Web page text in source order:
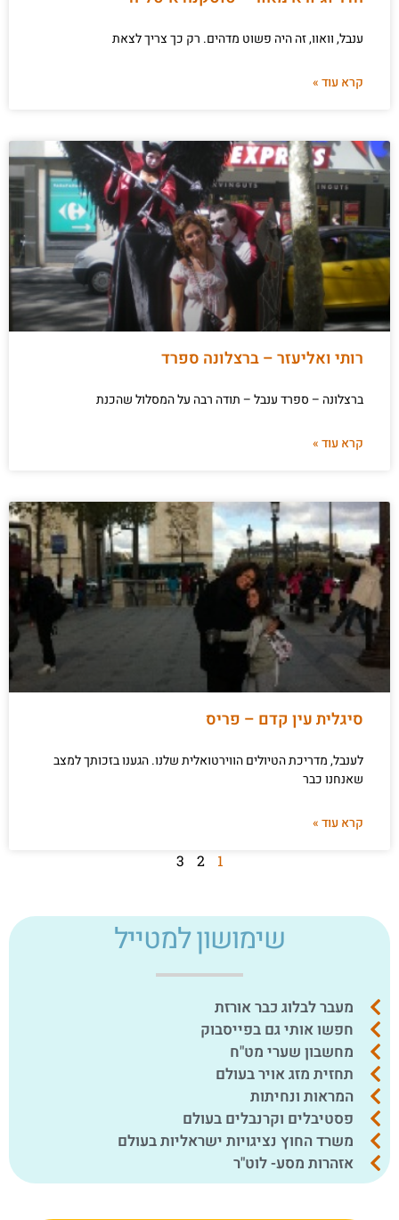
ענבל, וואוו, זה היה פשוט מדהים. רק כך צריך לצאת
קרא עוד »
רותי ואליעזר – ברצלונה ספרד
ברצלונה – ספרד ענבל – תודה רבה על המסלול שהכנת
קרא עוד »
סיגלית עין קדם – פריס
לענבל, מדריכת הטיולים הווירטואלית שלנו. הגענו בזכותך למצב
שאנחנו כבר
קרא עוד »
1
2
3
שימושון למטייל
מעבר לבלוג כבר אורזת
חפשו אותי גם בפייסבוק
מחשבון שערי מט"ח
תחזית מזג אויר בעולם
המראות ונחיתות
פסטיבלים וקרנבלים בעולם
משרד החוץ נציגויות ישראליות בעולם
אזהרות מסע- לוט"ר